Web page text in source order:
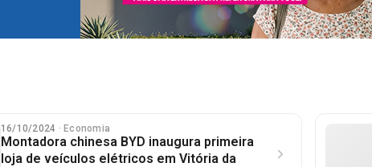
16/10/2024 · Economia
Montadora chinesa BYD inaugura primeira
loja de veículos elétricos em Vitória da